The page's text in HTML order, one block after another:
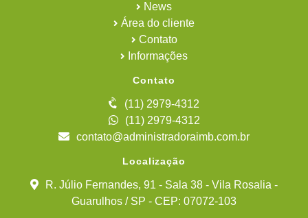
News
Área do cliente
Contato
Informações
Contato
(11) 2979-4312
(11) 2979-4312
contato@administradoraimb.com.br
Localização
R. Júlio Fernandes, 91 - Sala 38 - Vila Rosalia -
Guarulhos / SP - CEP: 07072-103